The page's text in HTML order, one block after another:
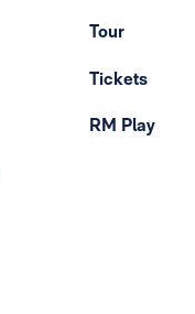
Tour
Tickets
RM Play